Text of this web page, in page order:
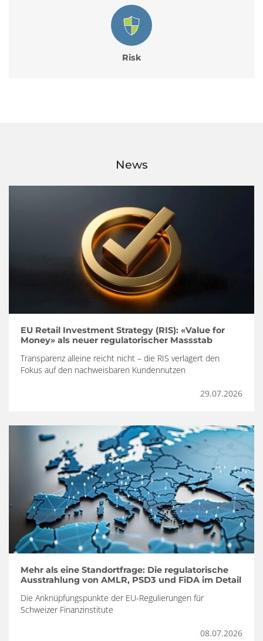
Risk
News
EU Retail Investment Strategy (RIS): «Value for
Money» als neuer regulatorischer Massstab
Transparenz alleine reicht nicht – die RIS verlagert den
Fokus auf den nachweisbaren Kundennutzen
29.07.2026
Mehr als eine Standortfrage: Die regulatorische
Ausstrahlung von AMLR, PSD3 und FiDA im Detail
Die Anknüpfungspunkte der EU-Regulierungen für
Schweizer Finanzinstitute
08.07.2026